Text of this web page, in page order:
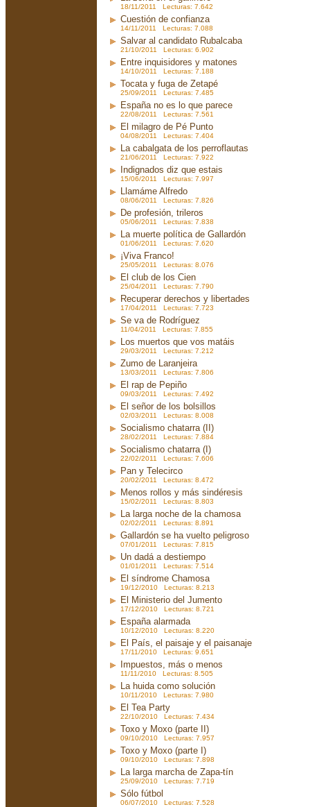
18/11/2011 Lecturas: 7.642
Cuestión de confianza
14/11/2011 Lecturas: 7.088
Salvar al candidato Rubalcaba
21/10/2011 Lecturas: 6.902
Entre inquisidores y matones
14/10/2011 Lecturas: 7.188
Tocata y fuga de Zetapé
25/09/2011 Lecturas: 7.485
España no es lo que parece
22/08/2011 Lecturas: 7.561
El milagro de Pé Punto
04/08/2011 Lecturas: 7.404
La cabalgata de los perroflautas
21/06/2011 Lecturas: 7.922
Indignados diz que estais
15/06/2011 Lecturas: 7.997
Llamáme Alfredo
08/06/2011 Lecturas: 7.826
De profesión, trileros
05/06/2011 Lecturas: 7.838
La muerte política de Gallardón
01/06/2011 Lecturas: 7.620
¡Viva Franco!
25/05/2011 Lecturas: 8.076
El club de los Cien
25/04/2011 Lecturas: 7.790
Recuperar derechos y libertades
17/04/2011 Lecturas: 7.723
Se va de Rodríguez
11/04/2011 Lecturas: 7.855
Los muertos que vos matáis
29/03/2011 Lecturas: 7.212
Zumo de Laranjeira
13/03/2011 Lecturas: 7.806
El rap de Pepiño
09/03/2011 Lecturas: 7.492
El señor de los bolsillos
02/03/2011 Lecturas: 8.008
Socialismo chatarra (II)
28/02/2011 Lecturas: 7.884
Socialismo chatarra (I)
22/02/2011 Lecturas: 7.606
Pan y Telecirco
20/02/2011 Lecturas: 8.472
Menos rollos y más sindéresis
15/02/2011 Lecturas: 8.803
La larga noche de la chamosa
02/02/2011 Lecturas: 8.891
Gallardón se ha vuelto peligroso
07/01/2011 Lecturas: 7.815
Un dadá a destiempo
01/01/2011 Lecturas: 7.514
El síndrome Chamosa
19/12/2010 Lecturas: 8.213
El Ministerio del Jumento
17/12/2010 Lecturas: 8.721
España alarmada
10/12/2010 Lecturas: 8.220
El País, el paisaje y el paisanaje
17/11/2010 Lecturas: 9.651
Impuestos, más o menos
11/11/2010 Lecturas: 8.505
La huida como solución
10/11/2010 Lecturas: 7.980
El Tea Party
22/10/2010 Lecturas: 7.434
Toxo y Moxo (parte II)
09/10/2010 Lecturas: 7.957
Toxo y Moxo (parte I)
09/10/2010 Lecturas: 7.898
La larga marcha de Zapa-tín
25/09/2010 Lecturas: 7.719
Sólo fútbol
06/07/2010 Lecturas: 7.528